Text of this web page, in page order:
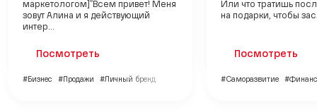
маркетологом]"Всем привет! Меня
зовут Алина и я действующий
интер...
Посмотреть
#Бизнес #Продажи #Личный бренд
Или что тратишь
на подарки, чтобы
Посмотреть
#Саморазвитие